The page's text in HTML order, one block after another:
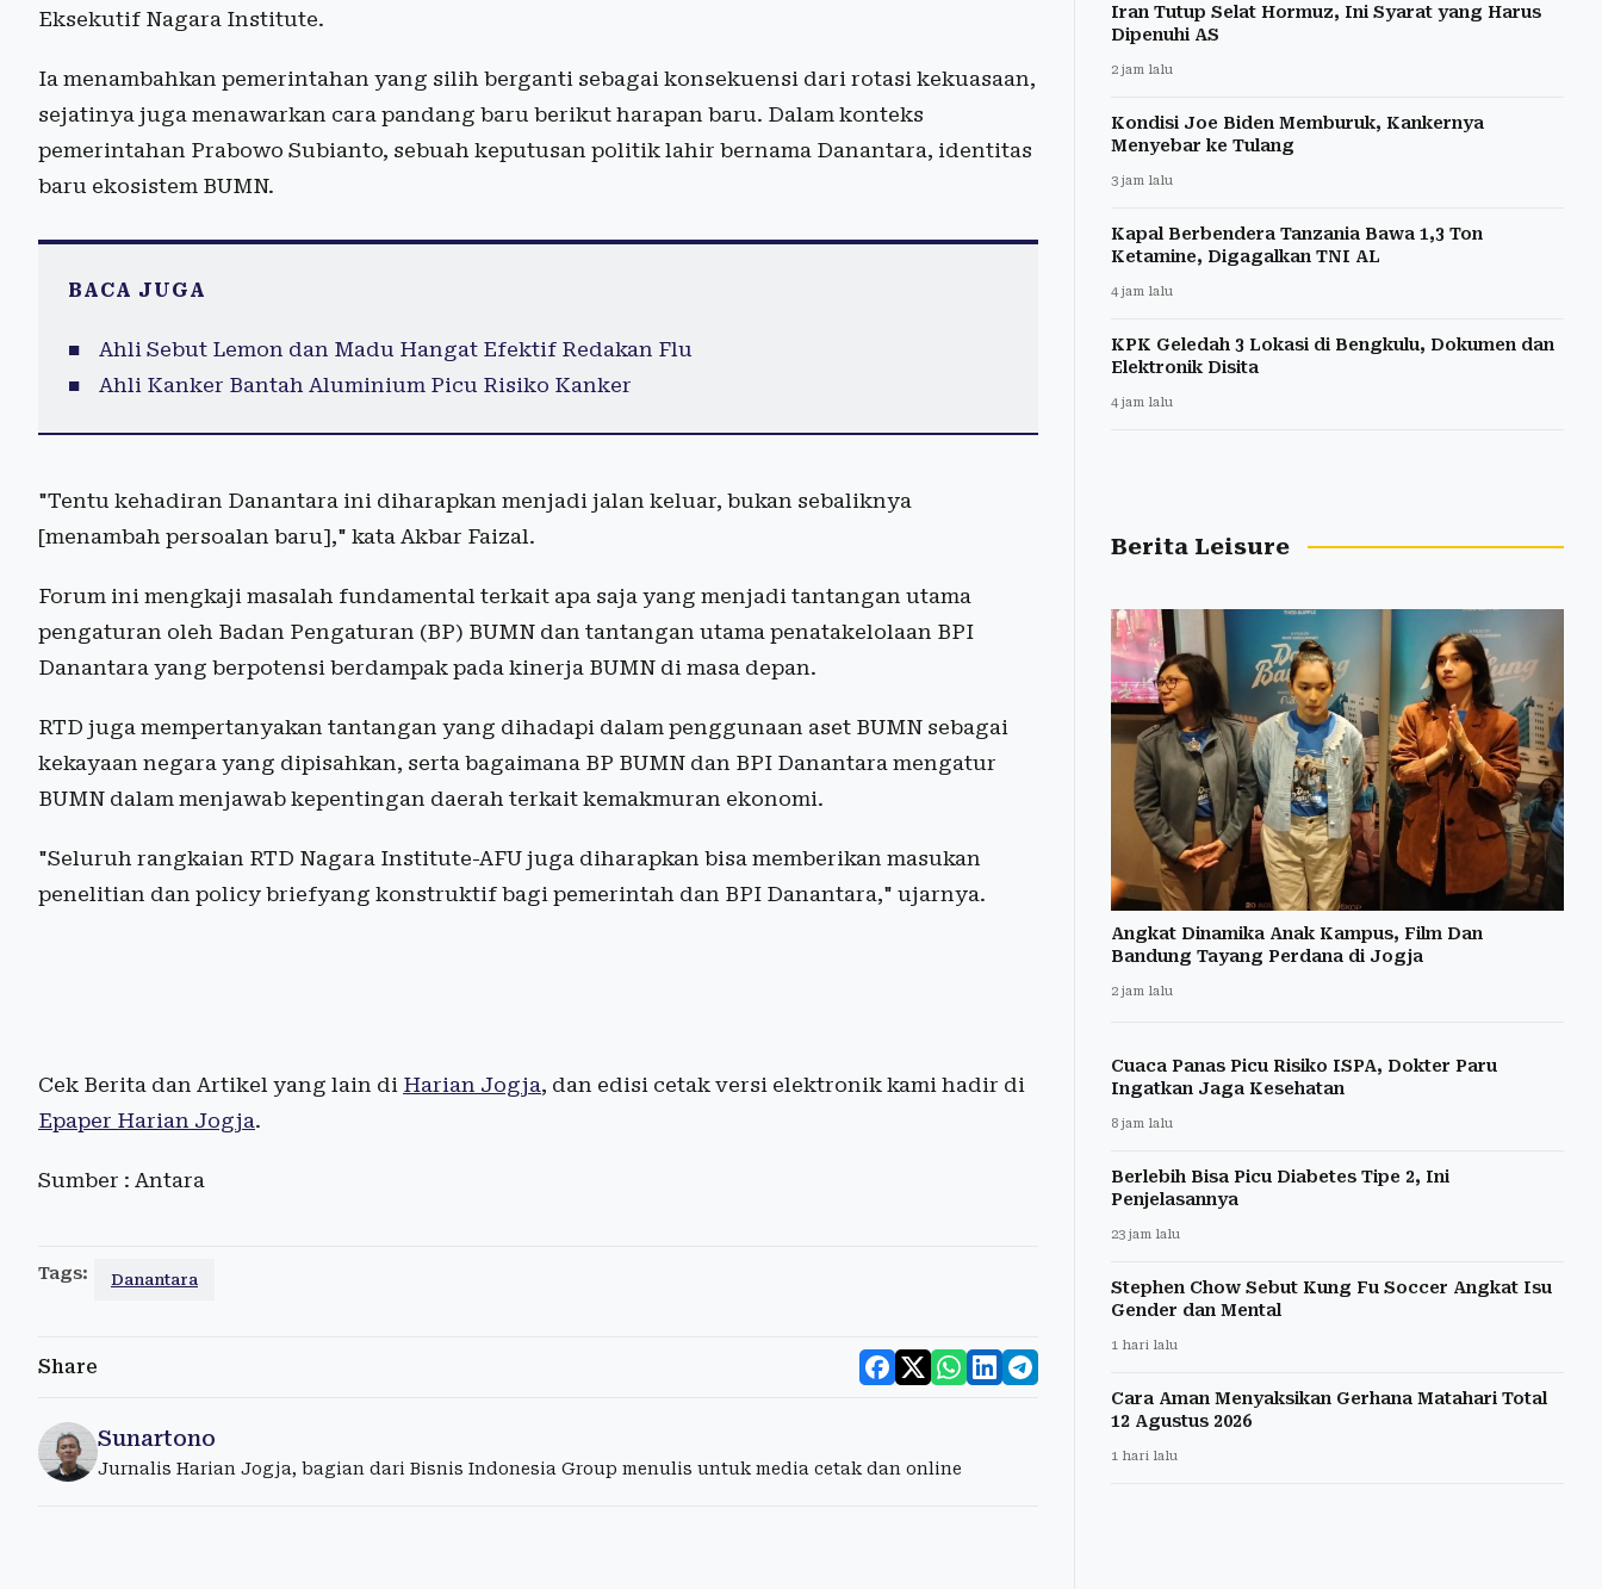
Eksekutif Nagara Institute.
Ia menambahkan pemerintahan yang silih berganti sebagai konsekuensi dari rotasi kekuasaan,
sejatinya juga menawarkan cara pandang baru berikut harapan baru. Dalam konteks
pemerintahan Prabowo Subianto, sebuah keputusan politik lahir bernama Danantara, identitas
baru ekosistem BUMN.
BACA JUGA
Ahli Sebut Lemon dan Madu Hangat Efektif Redakan Flu
Ahli Kanker Bantah Aluminium Picu Risiko Kanker
"Tentu kehadiran Danantara ini diharapkan menjadi jalan keluar, bukan sebaliknya
[menambah persoalan baru]," kata Akbar Faizal.
Forum ini mengkaji masalah fundamental terkait apa saja yang menjadi tantangan utama
pengaturan oleh Badan Pengaturan (BP) BUMN dan tantangan utama penatakelolaan BPI
Danantara yang berpotensi berdampak pada kinerja BUMN di masa depan.
RTD juga mempertanyakan tantangan yang dihadapi dalam penggunaan aset BUMN sebagai
kekayaan negara yang dipisahkan, serta bagaimana BP BUMN dan BPI Danantara mengatur
BUMN dalam menjawab kepentingan daerah terkait kemakmuran ekonomi.
"Seluruh rangkaian RTD Nagara Institute-AFU juga diharapkan bisa memberikan masukan
penelitian dan policy briefyang konstruktif bagi pemerintah dan BPI Danantara," ujarnya.
Cek Berita dan Artikel yang lain di Harian Jogja, dan edisi cetak versi elektronik kami hadir di
Epaper Harian Jogja.
Sumber : Antara
Tags: Danantara
Share
Sunartono
Jurnalis Harian Jogja, bagian dari Bisnis Indonesia Group menulis untuk media cetak dan online
Iran Tutup Selat Hormuz, Ini Syarat yang Harus
Dipenuhi AS
2 jam lalu
Kondisi Joe Biden Memburuk, Kankernya
Menyebar ke Tulang
3 jam lalu
Kapal Berbendera Tanzania Bawa 1,3 Ton
Ketamine, Digagalkan TNI AL
4 jam lalu
KPK Geledah 3 Lokasi di Bengkulu, Dokumen dan
Elektronik Disita
4 jam lalu
Berita Leisure
Angkat Dinamika Anak Kampus, Film Dan
Bandung Tayang Perdana di Jogja
2 jam lalu
Cuaca Panas Picu Risiko ISPA, Dokter Paru
Ingatkan Jaga Kesehatan
8 jam lalu
Berlebih Bisa Picu Diabetes Tipe 2, Ini
Penjelasannya
23 jam lalu
Stephen Chow Sebut Kung Fu Soccer Angkat Isu
Gender dan Mental
1 hari lalu
Cara Aman Menyaksikan Gerhana Matahari Total
12 Agustus 2026
1 hari lalu